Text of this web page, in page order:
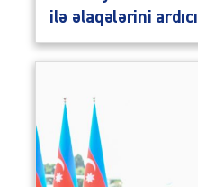
ilə əlaqələrini